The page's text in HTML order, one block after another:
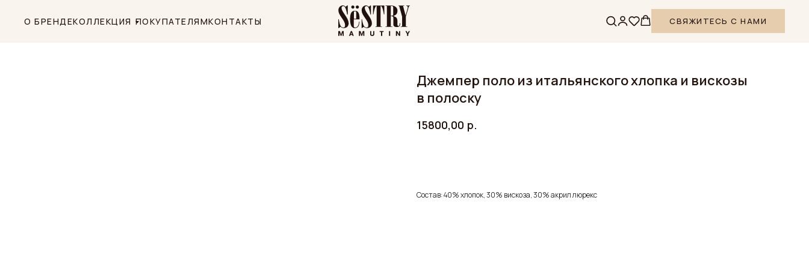
О БРЕНДЕКОЛЛЕКЦИЯ ПОКУПАТЕЛЯМКОНТАКТЫ СВЯЖИТЕСЬ С НАМИ
Джемпер поло из итальянского хлопка и вискозы
в полоску
15800,00 р.
Состав: 40% хлопок, 30% вискоза, 30% акрил люрекс